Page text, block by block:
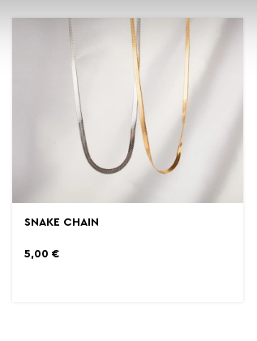
SNAKE CHAIN
5,00 €